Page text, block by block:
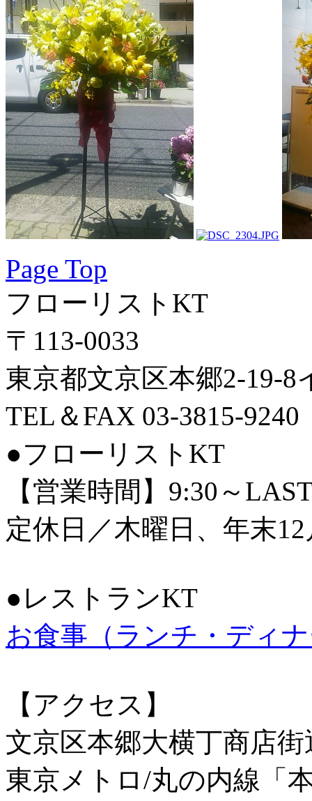
Page Top
フローリストKT
〒113-0033
東京都文京区本郷2-19-8
TEL＆FAX 03-3815-9240
●フローリストKT
【営業時間】9:30～
定休日／木曜日、年末
●レストランKT
お食事（ランチ・ディ
【アクセス】
文京区本郷大横丁商店
東京メトロ/丸の内線「